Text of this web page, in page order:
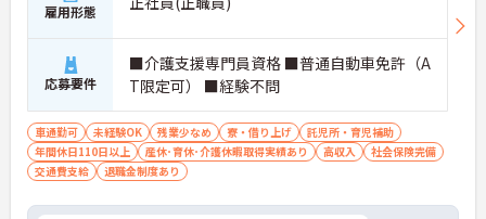
雇用形態
応募要件
■介護支援専門員資格 ■普通自動車免許（A
T限定可） ■経験不問
車通勤可 未経験OK 残業少なめ 寮・借り上げ
託児所・育児補助
年間休日110日以上
産休･育休･介護休暇取得実績あり 高収入
社会保険完備
交通費支給
退職金制度あり